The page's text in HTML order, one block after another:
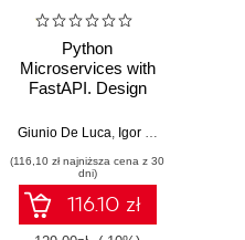
Python
Microservices with
FastAPI. Design
AI-enabled
Python
Giunio De Luca, Igor Benav
(116,10 zł najniższa cena z 30
dni)
116.10 zł